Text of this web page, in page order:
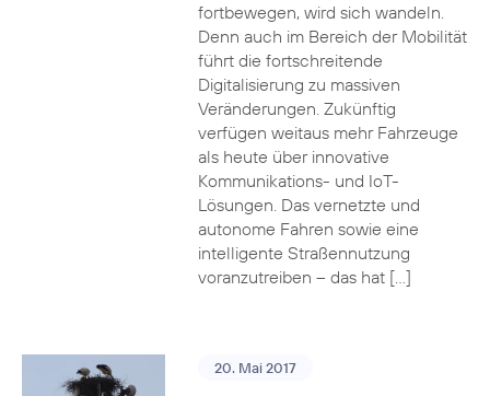
fortbewegen, wird sich wandeln.
Denn auch im Bereich der Mobilität
führt die fortschreitende
Digitalisierung zu massiven
Veränderungen. Zukünftig
verfügen weitaus mehr Fahrzeuge
als heute über innovative
Kommunikations- und IoT-
Lösungen. Das vernetzte und
autonome Fahren sowie eine
intelligente Straßennutzung
voranzutreiben – das hat […]
20. Mai 2017